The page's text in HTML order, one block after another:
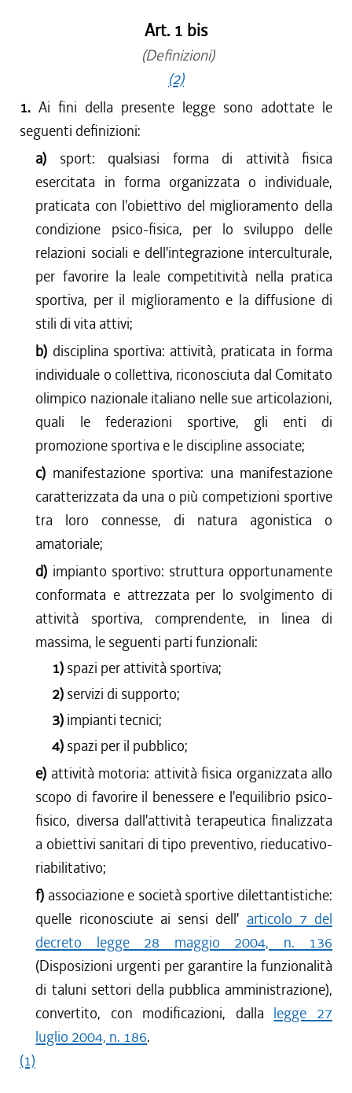
Art. 1 bis
(Definizioni)
(2)
1. Ai fini della presente legge sono adottate le
seguenti definizioni:
a) sport: qualsiasi forma di attività fisica
esercitata in forma organizzata o individuale,
praticata con l'obiettivo del miglioramento della
condizione psico-fisica, per lo sviluppo delle
relazioni sociali e dell'integrazione interculturale,
per favorire la leale competitività nella pratica
sportiva, per il miglioramento e la diffusione di
stili di vita attivi;
b) disciplina sportiva: attività, praticata in forma
individuale o collettiva, riconosciuta dal Comitato
olimpico nazionale italiano nelle sue articolazioni,
quali le federazioni sportive, gli enti di
promozione sportiva e le discipline associate;
c) manifestazione sportiva: una manifestazione
caratterizzata da una o più competizioni sportive
tra loro connesse, di natura agonistica o
amatoriale;
d) impianto sportivo: struttura opportunamente
conformata e attrezzata per lo svolgimento di
attività sportiva, comprendente, in linea di
massima, le seguenti parti funzionali:
1) spazi per attività sportiva;
2) servizi di supporto;
3) impianti tecnici;
4) spazi per il pubblico;
e) attività motoria: attività fisica organizzata allo
scopo di favorire il benessere e l'equilibrio psico-
fisico, diversa dall'attività terapeutica finalizzata
a obiettivi sanitari di tipo preventivo, rieducativo-
riabilitativo;
f) associazione e società sportive dilettantistiche:
quelle riconosciute ai sensi dell' articolo 7 del
decreto legge 28 maggio 2004, n. 136
(Disposizioni urgenti per garantire la funzionalità
di taluni settori della pubblica amministrazione),
convertito, con modificazioni, dalla legge 27
luglio 2004, n. 186.
(1)